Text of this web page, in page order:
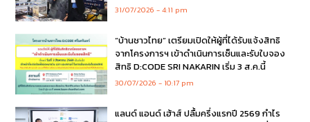
31/07/2026 4:11 pm
“บ้านชาวไทย” เตรียมเปิดให้ผู้ที่ได้รับแจ้งสิทธิ
จากโครงการฯ เข้าดำเนินการเซ็นและรับใบจอง
สิทธิ D:CODE SRI NAKARIN เริ่ม 3 ส.ค.นี้
30/07/2026 10:17 pm
แลนด์ แอนด์ เฮ้าส์ ปลื้มครึ่งแรกปี 2569 กำไร